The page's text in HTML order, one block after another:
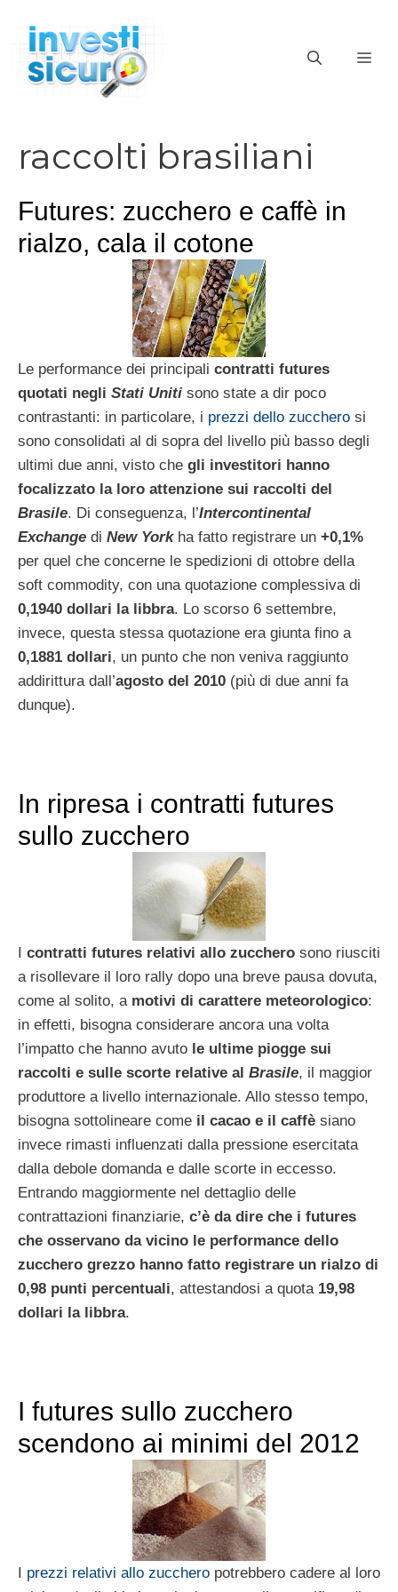
contenuto
raccolti brasiliani
Futures: zucchero e caffè in
rialzo, cala il cotone
Le performance dei principali contratti futures
quotati negli Stati Uniti sono state a dir poco
contrastanti: in particolare, i prezzi dello zucchero si
sono consolidati al di sopra del livello più basso degli
ultimi due anni, visto che gli investitori hanno
focalizzato la loro attenzione sui raccolti del
Brasile. Di conseguenza, l’Intercontinental
Exchange di New York ha fatto registrare un +0,1%
per quel che concerne le spedizioni di ottobre della
soft commodity, con una quotazione complessiva di
0,1940 dollari la libbra. Lo scorso 6 settembre,
invece, questa stessa quotazione era giunta fino a
0,1881 dollari, un punto che non veniva raggiunto
addirittura dall’agosto del 2010 (più di due anni fa
dunque).
In ripresa i contratti futures
sullo zucchero
I contratti futures relativi allo zucchero sono riusciti
a risollevare il loro rally dopo una breve pausa dovuta,
come al solito, a motivi di carattere meteorologico:
in effetti, bisogna considerare ancora una volta
l’impatto che hanno avuto le ultime piogge sui
raccolti e sulle scorte relative al Brasile, il maggior
produttore a livello internazionale. Allo stesso tempo,
bisogna sottolineare come il cacao e il caffè siano
invece rimasti influenzati dalla pressione esercitata
dalla debole domanda e dalle scorte in eccesso.
Entrando maggiormente nel dettaglio delle
contrattazioni finanziarie, c’è da dire che i futures
che osservano da vicino le performance dello
zucchero grezzo hanno fatto registrare un rialzo di
0,98 punti percentuali, attestandosi a quota 19,98
dollari la libbra.
I futures sullo zucchero
scendono ai minimi del 2012
I prezzi relativi allo zucchero potrebbero cadere al loro